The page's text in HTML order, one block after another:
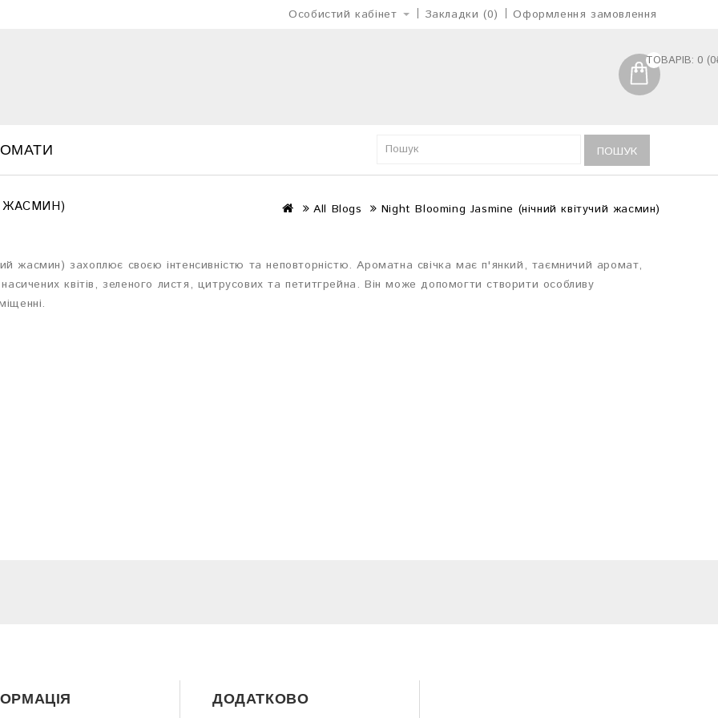
Особистий кабінет Закладки (0) Оформлення замовлення
ТОВАРІВ: 0
ПОШУК
ЖАСМИН) All Blogs Night Blooming Jasmine (нічний квітучий жасмин)
жасмин) захоплює своєю інтенсивністю та неповторністю. Ароматна свічка має п'янкий, таємничий аромат,
квітів, зеленого листя, цитрусових та петитгрейна. Він може допомогти створити особливу
ДОДАТКОВО